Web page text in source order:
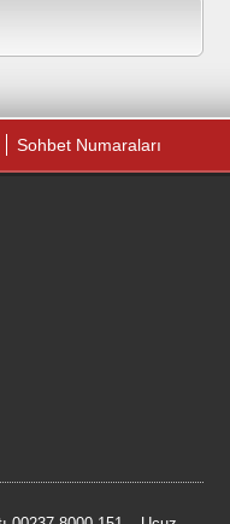
Sohbet Numaraları